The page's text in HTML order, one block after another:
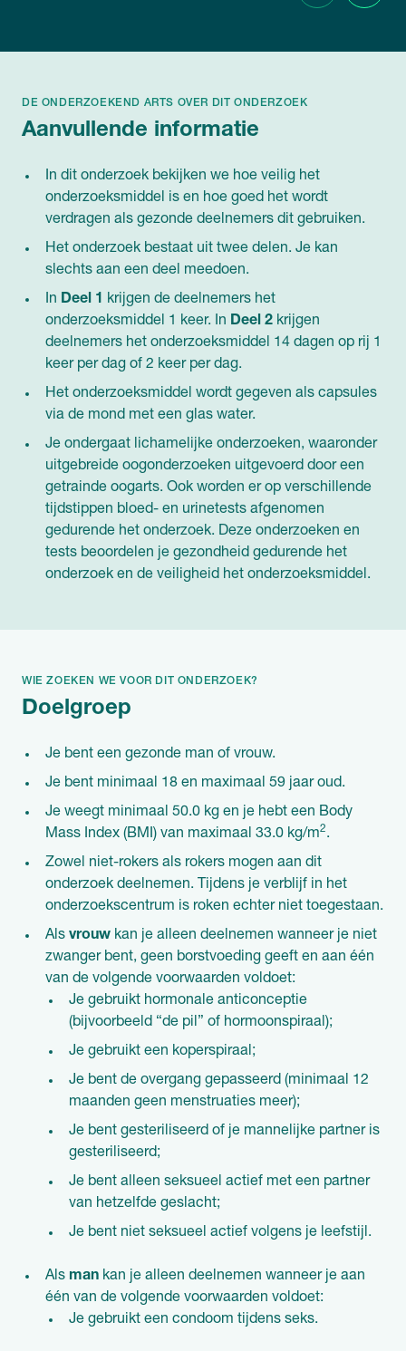
DE ONDERZOEKEND ARTS OVER DIT ONDERZOEK
Aanvullende informatie
In dit onderzoek bekijken we hoe veilig het
onderzoeksmiddel is en hoe goed het wordt
verdragen als gezonde deelnemers dit gebruiken.
Het onderzoek bestaat uit twee delen. Je kan
slechts aan een deel meedoen.
In Deel 1 krijgen de deelnemers het
onderzoeksmiddel 1 keer. In Deel 2 krijgen
deelnemers het onderzoeksmiddel 14 dagen op rij 1
keer per dag of 2 keer per dag.
Het onderzoeksmiddel wordt gegeven als capsules
via de mond met een glas water.
Je ondergaat lichamelijke onderzoeken, waaronder
uitgebreide oogonderzoeken uitgevoerd door een
getrainde oogarts. Ook worden er op verschillende
tijdstippen bloed- en urinetests afgenomen
gedurende het onderzoek. Deze onderzoeken en
tests beoordelen je gezondheid gedurende het
onderzoek en de veiligheid het onderzoeksmiddel.
WIE ZOEKEN WE VOOR DIT ONDERZOEK?
Doelgroep
Je bent een gezonde man of vrouw.
Je bent minimaal 18 en maximaal 59 jaar oud.
Je weegt minimaal 50.0 kg en je hebt een Body
Mass Index (BMI) van maximaal 33.0 kg/m2.
Zowel niet-rokers als rokers mogen aan dit
onderzoek deelnemen. Tijdens je verblijf in het
onderzoekscentrum is roken echter niet toegestaan.
Als vrouw kan je alleen deelnemen wanneer je niet
zwanger bent, geen borstvoeding geeft en aan één
van de volgende voorwaarden voldoet:
Je gebruikt hormonale anticonceptie
(bijvoorbeeld “de pil” of hormoonspiraal);
Je gebruikt een koperspiraal;
Je bent de overgang gepasseerd (minimaal 12
maanden geen menstruaties meer);
Je bent gesteriliseerd of je mannelijke partner is
gesteriliseerd;
Je bent alleen seksueel actief met een partner
van hetzelfde geslacht;
Je bent niet seksueel actief volgens je leefstijl.
Als man kan je alleen deelnemen wanneer je aan
één van de volgende voorwaarden voldoet:
Je gebruikt een condoom tijdens seks.